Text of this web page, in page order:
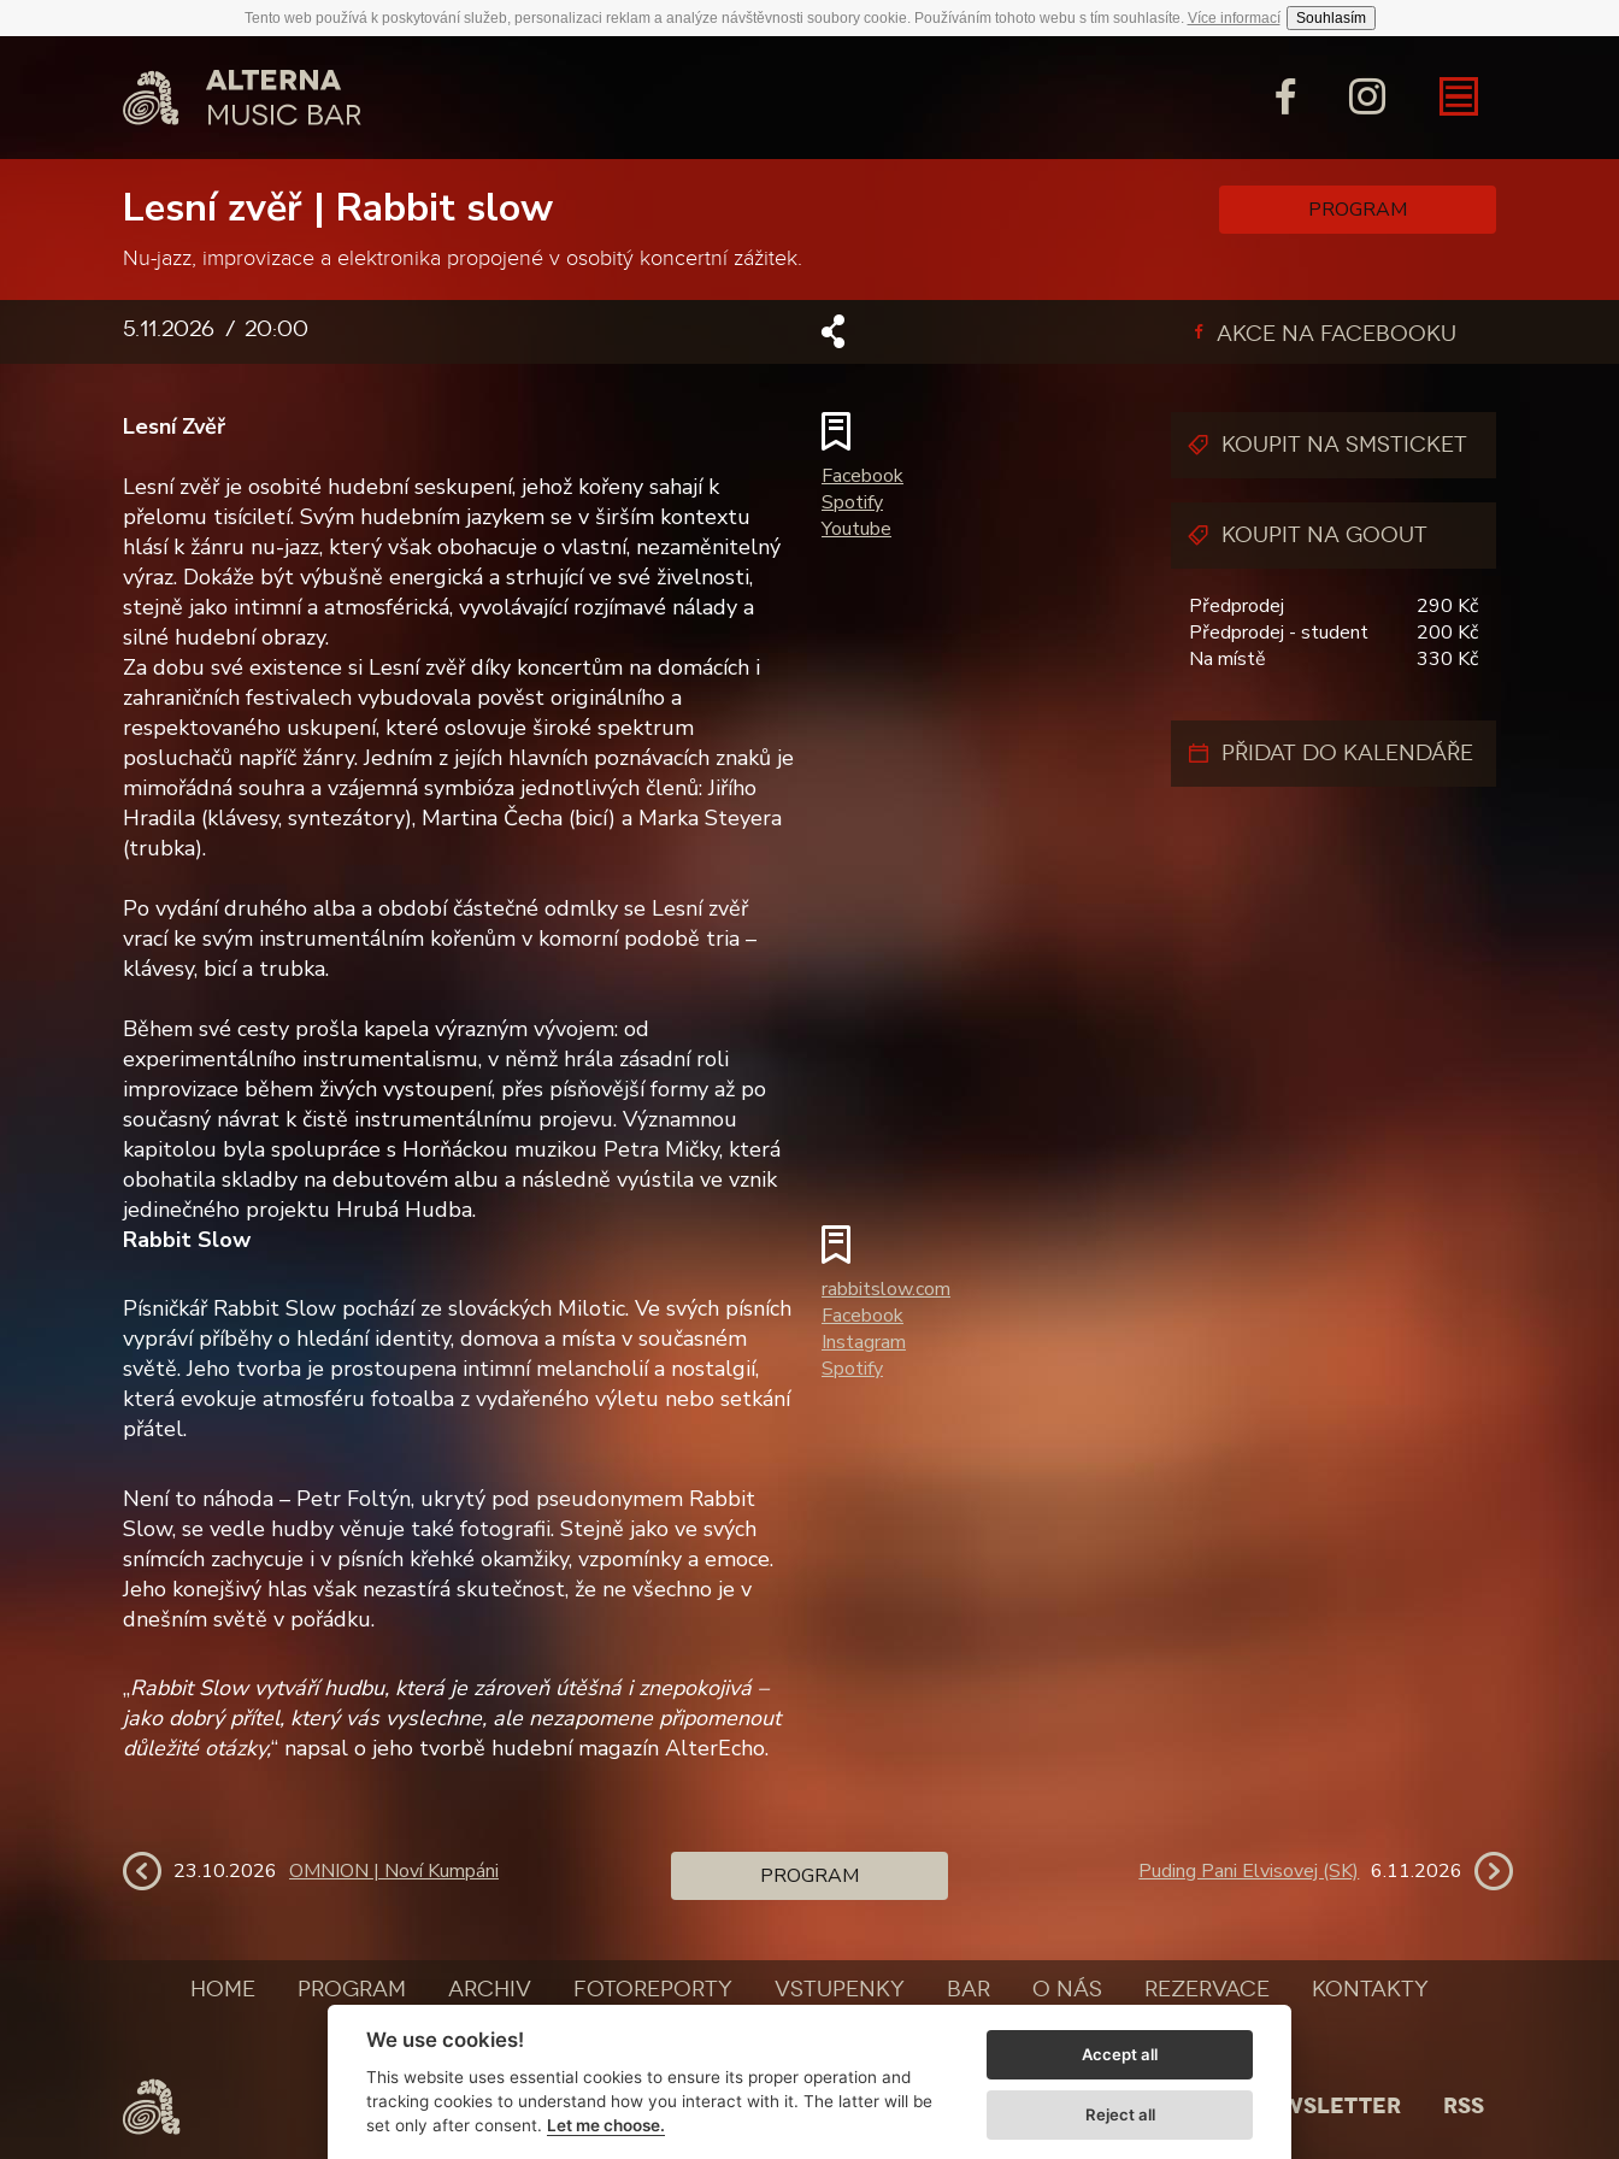
Tento web používá k poskytování služeb, personalizaci reklam a analýze návštěvnosti soubory cookie. Používáním tohoto webu s tím souhlasíte. Více informací Souhlasím
Lesní zvěř | Rabbit slow
Nu-jazz, improvizace a elektronika propojené v osobitý koncertní zážitek.
PROGRAM
5.11.2026 20:00 AKCE NA FACEBOOKU
Lesní Zvěř
Lesní zvěř je osobité hudební seskupení, jehož kořeny sahají k
přelomu tisíciletí. Svým hudebním jazykem se v širším kontextu
hlásí k žánru nu-jazz, který však obohacuje o vlastní, nezaměnitelný
výraz. Dokáže být výbušně energická a strhující ve své živelnosti,
stejně jako intimní a atmosférická, vyvolávající rozjímavé nálady a
silné hudební obrazy.
Za dobu své existence si Lesní zvěř díky koncertům na domácích i
zahraničních festivalech vybudovala pověst originálního a
respektovaného uskupení, které oslovuje široké spektrum
posluchačů napříč žánry. Jedním z jejích hlavních poznávacích znaků je
mimořádná souhra a vzájemná symbióza jednotlivých členů: Jiřího
Hradila (klávesy, syntezátory), Martina Čecha (bicí) a Marka Steyera
(trubka).
Po vydání druhého alba a období částečné odmlky se Lesní zvěř
vrací ke svým instrumentálním kořenům v komorní podobě tria –
klávesy, bicí a trubka.
Během své cesty prošla kapela výrazným vývojem: od
experimentálního instrumentalismu, v němž hrála zásadní roli
improvizace během živých vystoupení, přes písňovější formy až po
současný návrat k čistě instrumentálnímu projevu. Významnou
kapitolou byla spolupráce s Horňáckou muzikou Petra Mičky, která
obohatila skladby na debutovém albu a následně vyústila ve vznik
jedinečného projektu Hrubá Hudba.
Facebook
Spotify
Youtube
Rabbit Slow
Písničkář Rabbit Slow pochází ze slováckých Milotic. Ve svých písních
vypráví příběhy o hledání identity, domova a místa v současném
světě. Jeho tvorba je prostoupena intimní melancholií a nostalgií,
která evokuje atmosféru fotoalba z vydařeného výletu nebo setkání
přátel.
Není to náhoda – Petr Foltýn, ukrytý pod pseudonymem Rabbit
Slow, se vedle hudby věnuje také fotografii. Stejně jako ve svých
snímcích zachycuje i v písních křehké okamžiky, vzpomínky a emoce.
Jeho konejšivý hlas však nezastírá skutečnost, že ne všechno je v
dnešním světě v pořádku.
„Rabbit Slow vytváří hudbu, která je zároveň útěšná i znepokojivá –
jako dobrý přítel, který vás vyslechne, ale nezapomene připomenout
důležité otázky,“ napsal o jeho tvorbě hudební magazín AlterEcho.
rabbitslow.com
Facebook
Instagram
Spotify
KOUPIT NA SMSTICKET
KOUPIT NA GOOUT
Předprodej
290 Kč
Předprodej - student
200 Kč
Na místě
330 Kč
PŘIDAT DO KALENDÁŘE
23.10.2026 OMNION | Noví Kumpáni PROGRAM Puding Pani Elvisovej (SK) 6.11.2026
HOME PROGRAM ARCHIV FOTOREPORTY VSTUPENKY BAR O NÁS REZERVACE
KONTAKTY
NEWSLETTER RSS
We use cookies!
This website uses essential cookies to ensure its proper operation and
tracking cookies to understand how you interact with it. The latter will be
set only after consent. Let me choose.
Accept all
Reject all